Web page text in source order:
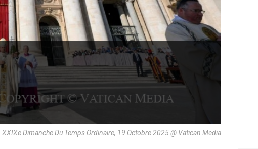
XXIXe Dimanche Du Temps Ordinaire, 19 Octobre 2025 @ Vatican Media